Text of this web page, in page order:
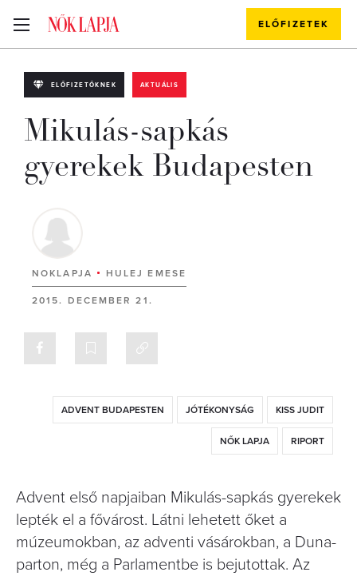
ELŐFIZETEK
ELŐFIZETŐKNEK AKTUÁLIS
Mikulás-sapkás
gyerekek Budapesten
NOKLAPJA HULEJ EMESE
2015. DECEMBER 21.
ADVENT BUDAPESTEN JÓTÉKONYSÁG KISS JUDIT
NŐK LAPJA RIPORT
Advent első napjaiban Mikulás-sapkás gyerekek
lepték el a fővárost. Látni lehetett őket a
múzeumokban, az adventi vásárokban, a Duna-
parton, még a Parlamentbe is bejutottak. Az